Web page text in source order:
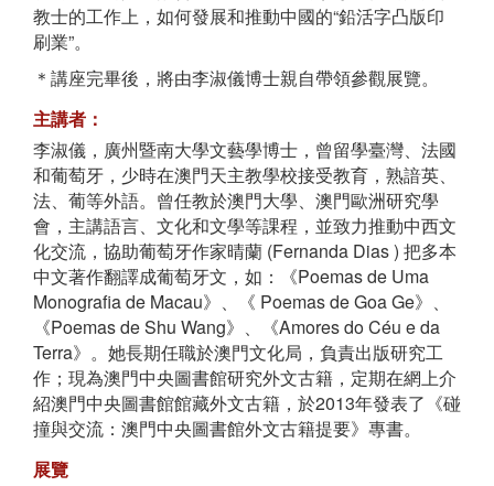
教士的工作上，如何發展和推動中國的“鉛活字凸版印
刷業”。
＊講座完畢後，將由李淑儀博士親自帶領參觀展覽。
主講者：
李淑儀，廣州暨南大學文藝學博士，曾留學臺灣、法國
和葡萄牙，少時在澳門天主教學校接受教育，熟諳英、
法、葡等外語。曾任教於澳門大學、澳門歐洲研究學
會，主講語言、文化和文學等課程，並致力推動中西文
化交流，協助葡萄牙作家晴蘭 (Fernanda Dias ) 把多本
中文著作翻譯成葡萄牙文，如：《Poemas de Uma
Monografia de Macau》、《 Poemas de Goa Ge》、
《Poemas de Shu Wang》、《Amores do Céu e da
Terra》。她長期任職於澳門文化局，負責出版研究工
作；現為澳門中央圖書館研究外文古籍，定期在網上介
紹澳門中央圖書館館藏外文古籍，於2013年發表了《碰
撞與交流：澳門中央圖書館外文古籍提要》專書。
展覽